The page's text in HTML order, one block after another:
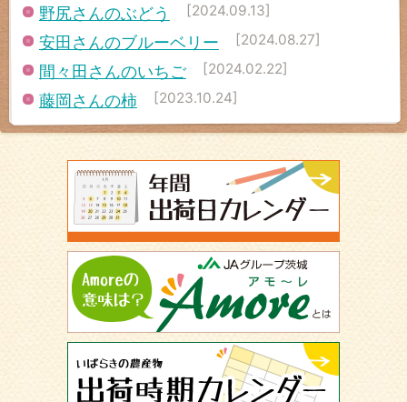
野尻さんのぶどう [2024.09.13]
安田さんのブルーベリー [2024.08.27]
間々田さんのいちご [2024.02.22]
藤岡さんの柿 [2023.10.24]